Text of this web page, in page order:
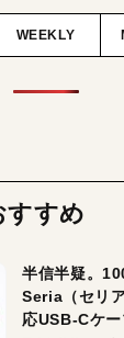
WEEKLY
すすめ
半信半疑。
Seria（セリ
応USB-Cケ